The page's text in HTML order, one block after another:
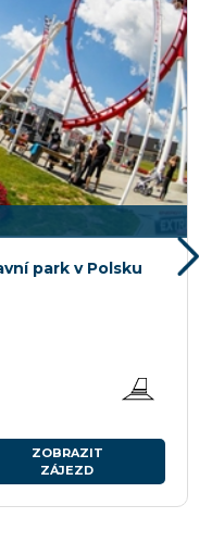
park v Polsku
ZOBRAZIT
ZÁJEZD